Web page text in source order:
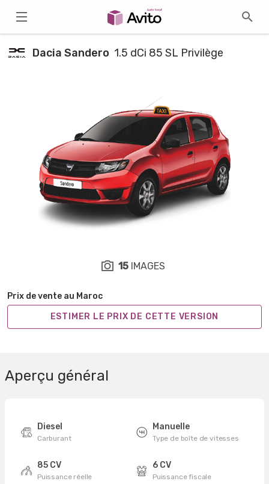
Dacia Sandero 1.5 dCi 85 SL Privilège
Prix de vente au Maroc
ESTIMER LE PRIX DE CETTE VERSION
15 IMAGES
Aperçu général
Diesel
Carburant
Manuelle
Type de boîte de vitesses
85 CV
Puissance réelle
6 CV
Puissance fiscale